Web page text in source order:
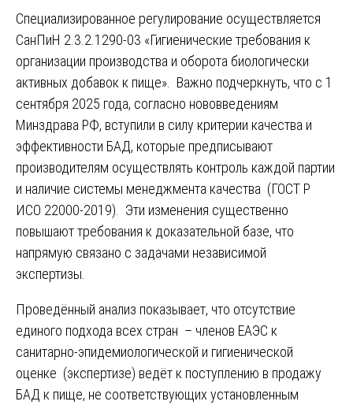
Специализированное регулирование осуществляется
СанПиН 2.3.2.1290-03 «Гигиенические требования к
организации производства и оборота биологически
активных добавок к пище». Важно подчеркнуть, что с 1
сентября 2025 года, согласно нововведениям
Минздрава РФ, вступили в силу критерии качества и
эффективности БАД, которые предписывают
производителям осуществлять контроль каждой партии
и наличие системы менеджмента качества (ГОСТ Р
ИСО 22000-2019). Эти изменения существенно
повышают требования к доказательной базе, что
напрямую связано с задачами независимой
экспертизы.
Проведённый анализ показывает, что отсутствие
единого подхода всех стран – членов ЕАЭС к
санитарно-эпидемиологической и гигиенической
оценке (экспертизе) ведёт к поступлению в продажу
БАД к пище, не соответствующих установленным